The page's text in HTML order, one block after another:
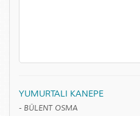
YUMURTALI KANEPE
- BÜLENT OSMA